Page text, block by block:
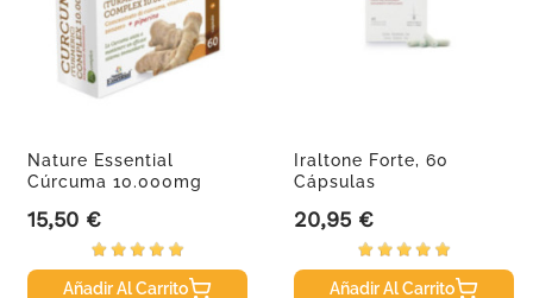
Nature Essential
Cúrcuma 10.000mg
Precio
15,50 €
Añadir Al Carrito
Iraltone Forte, 60
Cápsulas
Precio
20,95 €
Añadir Al Carrito